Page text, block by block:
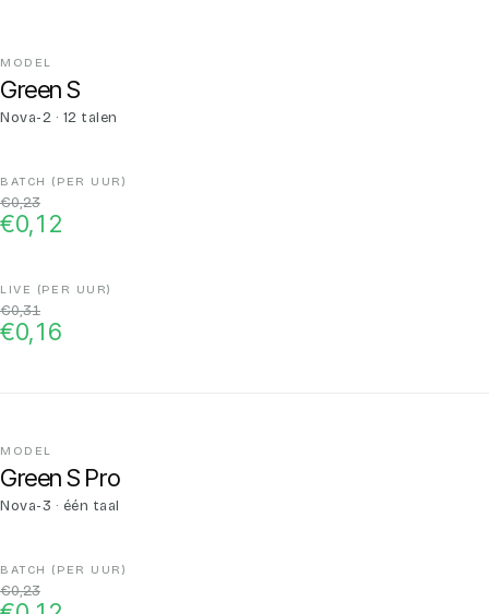
Green S
Nova-2 · 12 talen
€0,23
€0,12
€0,31
€0,16
Green S Pro
Nova-3 · één taal
€0,23